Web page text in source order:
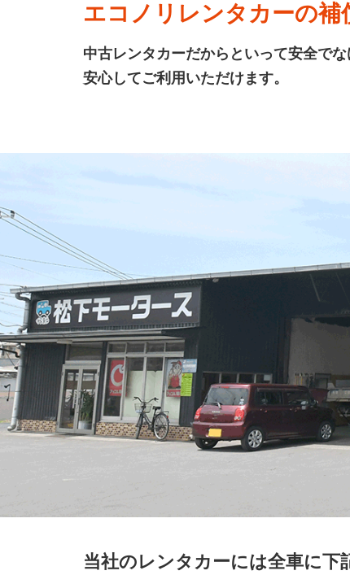
エコノリレンタカーの補
中古レンタカーだからといって安全で
安心してご利用いただけます。
当社のレンタカーには全車に